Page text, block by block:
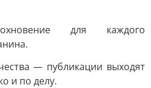
для каждого
— публикации выходят
и по делу.